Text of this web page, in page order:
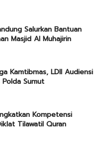
Salurkan Bantuan
Masjid Al Muhajirin
Kamtibmas, LDII Audiensi
Sumut
Kompetensi
Tilawatil Quran